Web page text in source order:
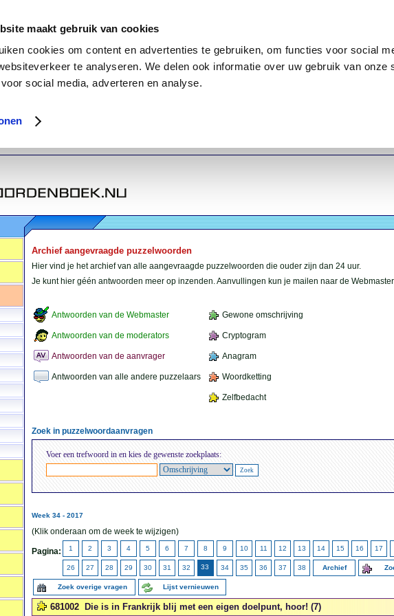
maakt gebruik van cookies
cookies om content en advertenties te gebruiken, om functies voor social
te analyseren. We delen ook informatie over uw gebruik van onze
social media, adverteren en analyse.
Archief aangevraagde puzzelwoorden
Hier vind je het archief van alle aangevraagde puzzelwoorden die ouder zijn dan 24 uur.
Je kunt hier géén antwoorden meer op inzenden. Aanvullingen kun je mailen naar de
Antwoorden van de Webmaster Gewone omschrijving
Antwoorden van de moderators Cryptogram
Antwoorden van de aanvrager Anagram
Antwoorden van alle andere puzzelaars Woordketting
Zelfbedacht
Zoek in puzzelwoordaanvragen
Voer een trefwoord in en kies de gewenste zoekplaats:
Week 34 - 2017
(Klik onderaan om de week te wijzigen)
Pagina: 1 2 3 4 5 6 7 8 9 10 11 12 13 14 15 16 17
26 27 28 29 30 31 32 33 34 35 36 37 38 Archief
Zoek overige vragen Lijst vernieuwen
681002 Die is in Frankrijk blij met een eigen doelpunt, hoor! (7)